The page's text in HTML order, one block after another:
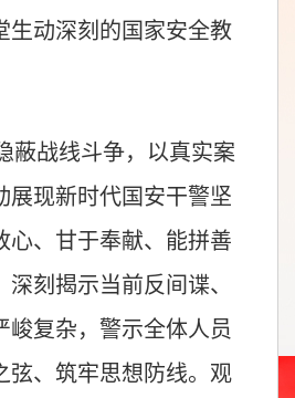
生动深刻的国家安全教
蔽战线斗争，以真实案
展现新时代国安干警坚
心、甘于奉献、能拼善
刻揭示当前反间谍、
峻复杂，警示全体人员
弦、筑牢思想防线。观